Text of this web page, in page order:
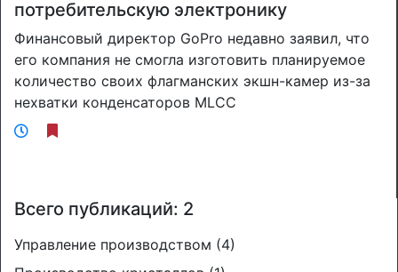
потребительскую электронику
Финансовый директор GoPro недавно заявил, что
его компания не смогла изготовить планируемое
количество своих флагманских экшн-камер из-за
нехватки конденсаторов MLCC
Всего публикаций: 2
Управление производством (4)